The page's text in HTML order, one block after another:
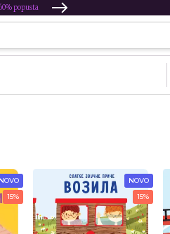
popusta
NOVO
15%
NOVO
15%